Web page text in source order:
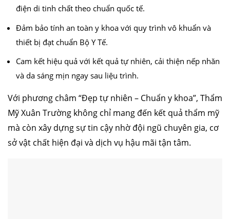
căng da mặt nâng mũi cấu trúc cắt mí
nhấn mí
đặt túi ngực
nâng ngực hút mỡ
điện di tinh chất theo chuẩn quốc tế.
Đảm bảo tính an toàn y khoa với quy trình vô khuẩn và
thiết bị đạt chuẩn Bộ Y Tế.
Cam kết hiệu quả với kết quả tự nhiên, cải thiện nếp nhăn
và da sáng mịn ngay sau liệu trình.
Với phương châm “Đẹp tự nhiên – Chuẩn y khoa”, Thẩm
Mỹ Xuân Trường không chỉ mang đến kết quả thẩm mỹ
mà còn xây dựng sự tin cậy nhờ đội ngũ chuyên gia, cơ
sở vật chất hiện đại và dịch vụ hậu mãi tận tâm.